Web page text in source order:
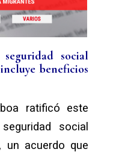
social
beneficios
ratificó este
social
un acuerdo que